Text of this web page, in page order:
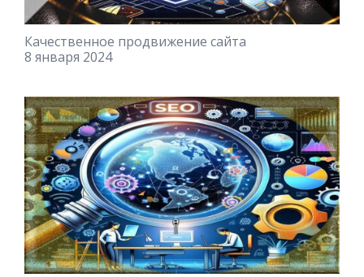
Качественное продвижение сайта
8 января 2024